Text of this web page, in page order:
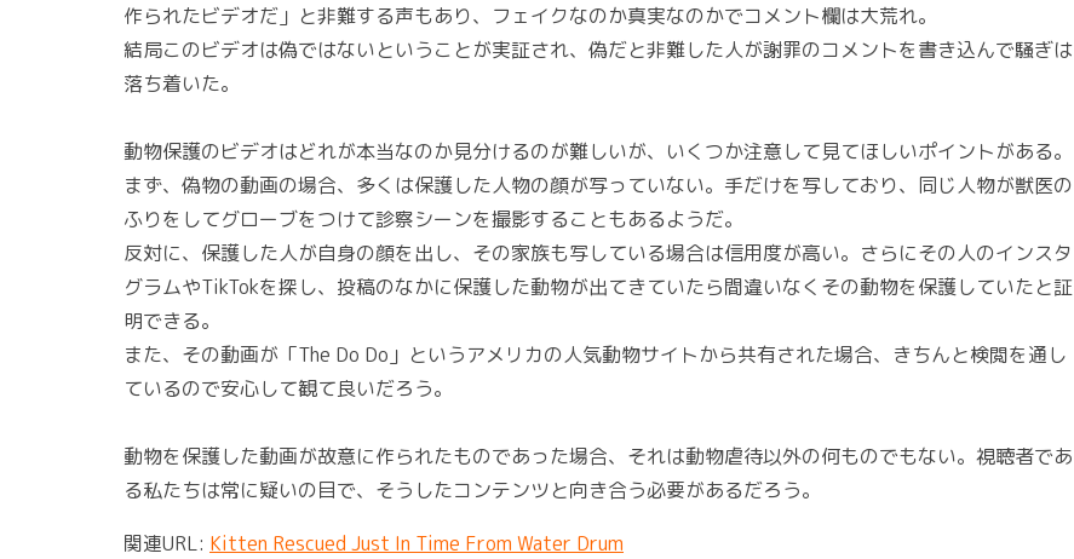
作られたビデオだ」と非難する声もあり、フェイクなのか真実なのかでコメント欄は大荒れ。
結局このビデオは偽ではないということが実証され、偽だと非難した人が謝罪のコメントを書き込んで騒ぎは
落ち着いた。
動物保護のビデオはどれが本当なのか見分けるのが難しいが、いくつか注意して見てほしいポイントがある。
まず、偽物の動画の場合、多くは保護した人物の顔が写っていない。手だけを写しており、同じ人物が獣医の
ふりをしてグローブをつけて診察シーンを撮影することもあるようだ。
反対に、保護した人が自身の顔を出し、その家族も写している場合は信用度が高い。さらにその人のインスタ
グラムやTikTokを探し、投稿のなかに保護した動物が出てきていたら間違いなくその動物を保護していたと証
明できる。
また、その動画が「The Do Do」というアメリカの人気動物サイトから共有された場合、きちんと検閲を通し
ているので安心して観て良いだろう。
動物を保護した動画が故意に作られたものであった場合、それは動物虐待以外の何ものでもない。視聴者であ
る私たちは常に疑いの目で、そうしたコンテンツと向き合う必要があるだろう。
関連URL: Kitten Rescued Just In Time From Water Drum